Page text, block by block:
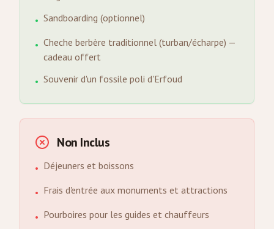
• Sandboarding (optionnel)
• Cheche berbère traditionnel (turban/écharpe) —
cadeau offert
• Souvenir d'un fossile poli d'Erfoud
Non Inclus
• Déjeuners et boissons
• Frais d'entrée aux monuments et attractions
• Pourboires pour les guides et chauffeurs